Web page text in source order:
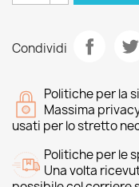
Condividi
Politiche per la
Massima
usati per lo stretto
Politiche per le
Una volta